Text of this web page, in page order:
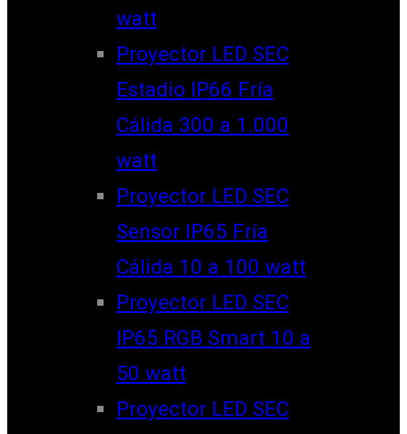
watt
Proyector LED SEC
Estadio IP66 Fría
Cálida 300 a 1.000
watt
Proyector LED SEC
Sensor IP65 Fría
Cálida 10 a 100 watt
Proyector LED SEC
IP65 RGB Smart 10 a
50 watt
Proyector LED SEC